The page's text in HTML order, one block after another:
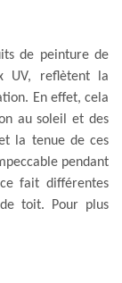
de peinture de
UV, reflètent la
En effet, cela
au soleil et des
la tenue de ces
pendant
fait différentes
toit. Pour plus